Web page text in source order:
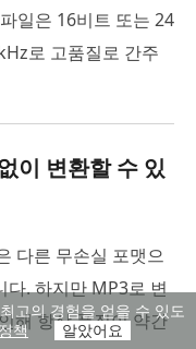
일은 16비트 또는 24
로 고품질로 간주
이 변환할 수 있
다른 무손실 포맷으
다. 하지만 MP3로 변
해 항상 품질이 약간
고의 경험을 얻을 수 있도
책 알았어요